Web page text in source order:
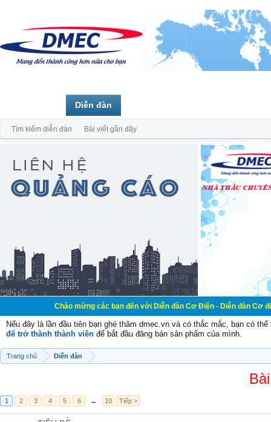
Chào mừng các bạn đến với Diễn đàn Cơ Điện - Diễn đàn Cơ điện là
Nếu đây là lần đầu tiên bạn ghé thăm dmec.vn và có thắc mắc, bạn có
để trở thành thành viên để bắt đầu đăng bán sản phẩm của mình.
Trang chủ Diễn đàn
1 2 3 4 5 6 → 10 Tiếp >
Diễn đàn
Tìm kiếm diễn đàn Bài viết gần đây